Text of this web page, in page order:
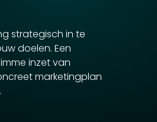
strategisch in te
doelen. Een
inzet van
marketingplan